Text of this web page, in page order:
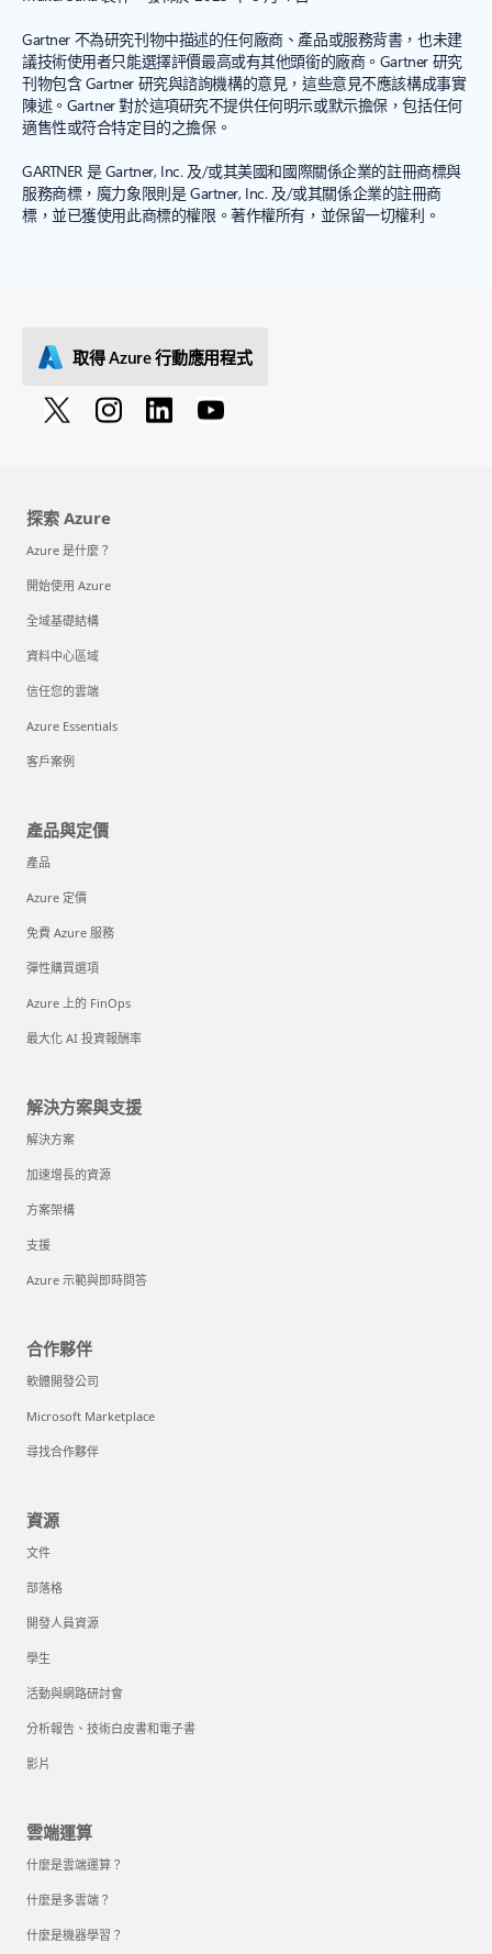
Gartner 不為研究刊物中描述的任何廠商、產品或服務背書，也未建
議技術使用者只能選擇評價最高或有其他頭銜的廠商。Gartner 研究
刊物包含 Gartner 研究與諮詢機構的意見，這些意見不應該構成事實
陳述。Gartner 對於這項研究不提供任何明示或默示擔保，包括任何
適售性或符合特定目的之擔保。
GARTNER 是 Gartner, Inc. 及/或其美國和國際關係企業的註冊商標與
服務商標，魔力象限則是 Gartner, Inc. 及/或其關係企業的註冊商
標，並已獲使用此商標的權限。著作權所有，並保留一切權利。
取得 Azure 行動應用程式
探索 Azure
Azure 是什麼？
開始使用 Azure
全域基礎結構
資料中心區域
信任您的雲端
Azure Essentials
客戶案例
產品與定價
產品
Azure 定價
免費 Azure 服務
彈性購買選項
Azure 上的 FinOps
最大化 AI 投資報酬率
解決方案與支援
解決方案
加速增長的資源
方案架構
支援
Azure 示範與即時問答
合作夥伴
軟體開發公司
Microsoft Marketplace
尋找合作夥伴
資源
文件
部落格
開發人員資源
學生
活動與網路研討會
分析報告、技術白皮書和電子書
影片
雲端運算
什麼是雲端運算？
什麼是多雲端？
什麼是機器學習？